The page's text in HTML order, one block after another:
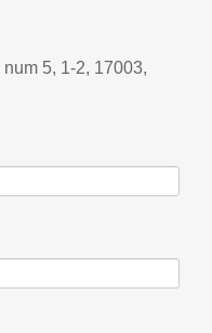
5, 1-2, 17003,